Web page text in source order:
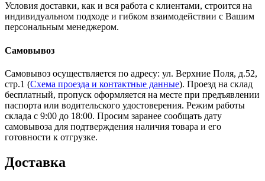
Условия доставки, как и вся работа с клиентами, строится на
индивидуальном подходе и гибком взаимодействии с Вашим
персональным менеджером.
Самовывоз
Самовывоз осуществляется по адресу: ул. Верхние Поля, д.52,
стр.1 (Схема проезда и контактные данные). Проезд на склад
бесплатный, пропуск оформляется на месте при предъявлении
паспорта или водительского удостоверения. Режим работы
склада с 9:00 до 18:00. Просим заранее сообщать дату
самовывоза для подтверждения наличия товара и его
готовности к отгрузке.
Доставка